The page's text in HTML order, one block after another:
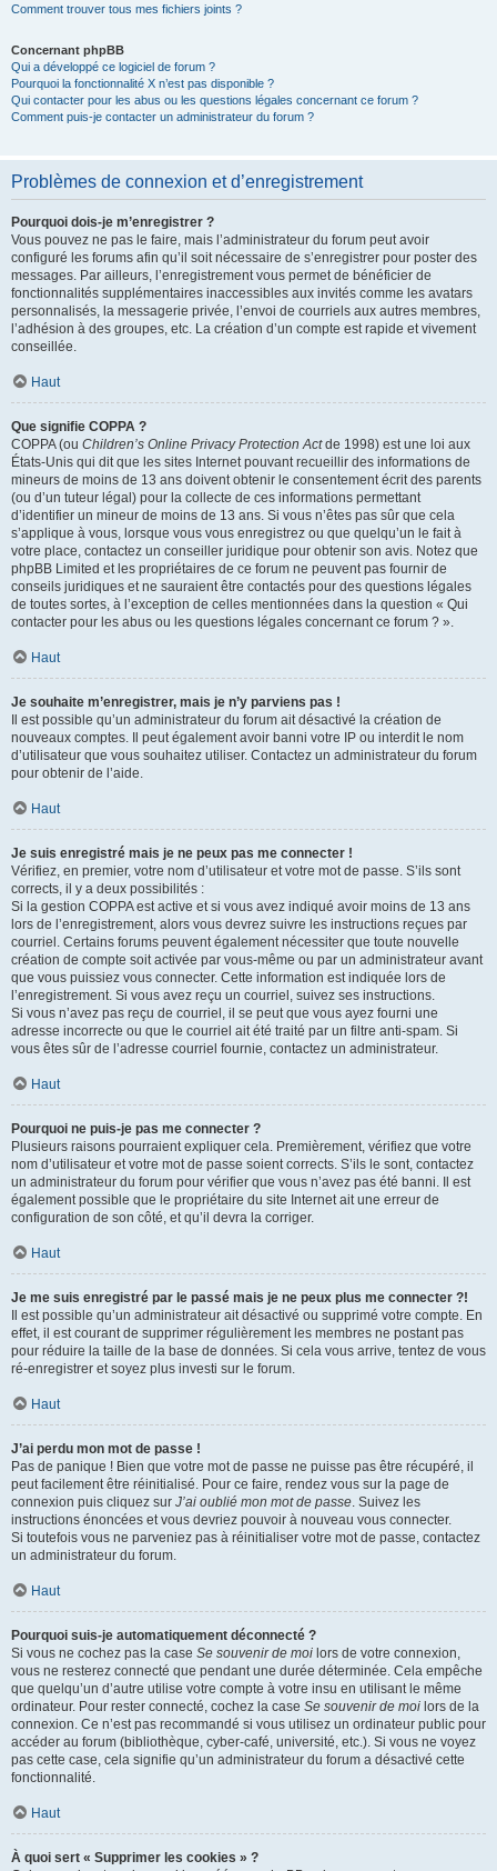
Comment trouver tous mes fichiers joints ?
Concernant phpBB
Qui a développé ce logiciel de forum ?
Pourquoi la fonctionnalité X n’est pas disponible ?
Qui contacter pour les abus ou les questions légales concernant ce forum ?
Comment puis-je contacter un administrateur du forum ?
Problèmes de connexion et d’enregistrement
Pourquoi dois-je m’enregistrer ?
Vous pouvez ne pas le faire, mais l’administrateur du forum peut avoir
configuré les forums afin qu’il soit nécessaire de s’enregistrer pour poster des
messages. Par ailleurs, l’enregistrement vous permet de bénéficier de
fonctionnalités supplémentaires inaccessibles aux invités comme les avatars
personnalisés, la messagerie privée, l’envoi de courriels aux autres membres,
l’adhésion à des groupes, etc. La création d’un compte est rapide et vivement
conseillée.
Haut
Que signifie COPPA ?
COPPA (ou Children’s Online Privacy Protection Actde 1998) est une loi aux
États-Unis qui dit que les sites Internet pouvant recueillir des informations de
mineurs de moins de 13 ans doivent obtenir le consentement écrit des parents
(ou d’un tuteur légal) pour la collecte de ces informations permettant
d’identifier un mineur de moins de 13 ans. Si vous n’êtes pas sûr que cela
s’applique à vous, lorsque vous vous enregistrez ou que quelqu’un le fait à
votre place, contactez un conseiller juridique pour obtenir son avis. Notez que
phpBB Limited et les propriétaires de ce forum ne peuvent pas fournir de
conseils juridiques et ne sauraient être contactés pour des questions légales
de toutes sortes, à l’exception de celles mentionnées dans la question « Qui
contacter pour les abus ou les questions légales concernant ce forum ? ».
Haut
Je souhaite m’enregistrer, mais je n’y parviens pas !
Il est possible qu’un administrateur du forum ait désactivé la création de
nouveaux comptes. Il peut également avoir banni votre IP ou interdit le nom
d’utilisateur que vous souhaitez utiliser. Contactez un administrateur du forum
pour obtenir de l’aide.
Haut
Je suis enregistré mais je ne peux pas me connecter !
Vérifiez, en premier, votre nom d’utilisateur et votre mot de passe. S’ils sont
corrects, il y a deux possibilités :
Si la gestion COPPA est active et si vous avez indiqué avoir moins de 13 ans
lors de l’enregistrement, alors vous devrez suivre les instructions reçues par
courriel. Certains forums peuvent également nécessiter que toute nouvelle
création de compte soit activée par vous-même ou par un administrateur avant
que vous puissiez vous connecter. Cette information est indiquée lors de
l’enregistrement. Si vous avez reçu un courriel, suivez ses instructions.
Si vous n’avez pas reçu de courriel, il se peut que vous ayez fourni une
adresse incorrecte ou que le courriel ait été traité par un filtre anti-spam. Si
vous êtes sûr de l’adresse courriel fournie, contactez un administrateur.
Haut
Pourquoi ne puis-je pas me connecter ?
Plusieurs raisons pourraient expliquer cela. Premièrement, vérifiez que votre
nom d’utilisateur et votre mot de passe soient corrects. S’ils le sont, contactez
un administrateur du forum pour vérifier que vous n’avez pas été banni. Il est
également possible que le propriétaire du site Internet ait une erreur de
configuration de son côté, et qu’il devra la corriger.
Haut
Je me suis enregistré par le passé mais je ne peux plus me connecter ?!
Il est possible qu’un administrateur ait désactivé ou supprimé votre compte. En
effet, il est courant de supprimer régulièrement les membres ne postant pas
pour réduire la taille de la base de données. Si cela vous arrive, tentez de vous
ré-enregistrer et soyez plus investi sur le forum.
Haut
J’ai perdu mon mot de passe !
Pas de panique ! Bien que votre mot de passe ne puisse pas être récupéré, il
peut facilement être réinitialisé. Pour ce faire, rendez vous sur la page de
connexion puis cliquez sur J’ai oublié mon mot de passe. Suivez les
instructions énoncées et vous devriez pouvoir à nouveau vous connecter.
Si toutefois vous ne parveniez pas à réinitialiser votre mot de passe, contactez
un administrateur du forum.
Haut
Pourquoi suis-je automatiquement déconnecté ?
Si vous ne cochez pas la case Se souvenir de moi lors de votre connexion,
vous ne resterez connecté que pendant une durée déterminée. Cela empêche
que quelqu’un d’autre utilise votre compte à votre insu en utilisant le même
ordinateur. Pour rester connecté, cochez la case Se souvenir de moi lors de la
connexion. Ce n’est pas recommandé si vous utilisez un ordinateur public pour
accéder au forum (bibliothèque, cyber-café, université, etc.). Si vous ne voyez
pas cette case, cela signifie qu’un administrateur du forum a désactivé cette
fonctionnalité.
Haut
À quoi sert « Supprimer les cookies » ?